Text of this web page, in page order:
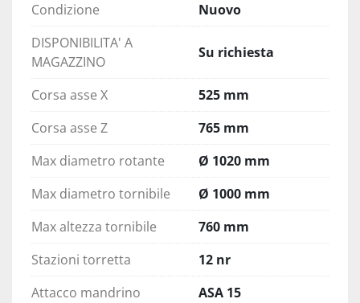
Condizione
Nuovo
DISPONIBILITA' A
MAGAZZINO
Su richiesta
Corsa asse X
525 mm
Corsa asse Z
765 mm
Max diametro rotante
Ø 1020 mm
Max diametro tornibile
Ø 1000 mm
Max altezza tornibile
760 mm
Stazioni torretta
12 nr
Attacco mandrino
ASA 15